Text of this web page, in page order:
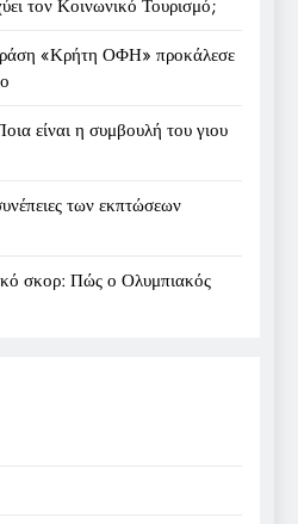
τον Κοινωνικό Τουρισμό;
«Κρήτη ΟΦΗ» προκάλεσε
είναι η συμβουλή του γιου
των εκπτώσεων
σκορ: Πώς ο Ολυμπιακός